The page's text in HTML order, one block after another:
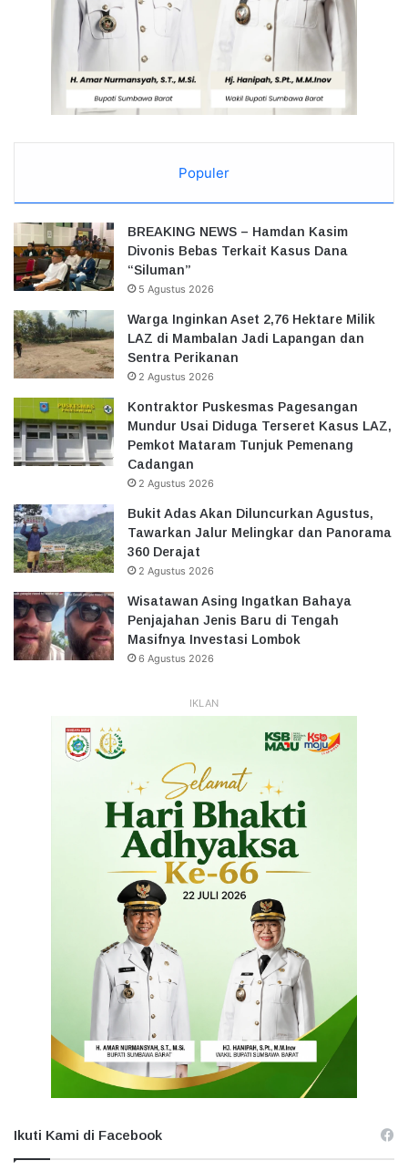
Populer
BREAKING NEWS – Hamdan Kasim
Divonis Bebas Terkait Kasus Dana
“Siluman”
5 Agustus 2026
Warga Inginkan Aset 2,76 Hektare Milik
LAZ di Mambalan Jadi Lapangan dan
Sentra Perikanan
2 Agustus 2026
Kontraktor Puskesmas Pagesangan
Mundur Usai Diduga Terseret Kasus LAZ,
Pemkot Mataram Tunjuk Pemenang
Cadangan
2 Agustus 2026
Bukit Adas Akan Diluncurkan Agustus,
Tawarkan Jalur Melingkar dan Panorama
360 Derajat
2 Agustus 2026
Wisatawan Asing Ingatkan Bahaya
Penjajahan Jenis Baru di Tengah
Masifnya Investasi Lombok
6 Agustus 2026
IKLAN
Ikuti Kami di Facebook